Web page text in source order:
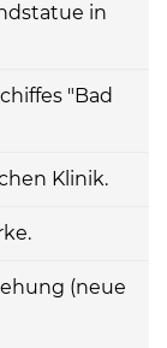
in
"Bad
Klinik.
(neue